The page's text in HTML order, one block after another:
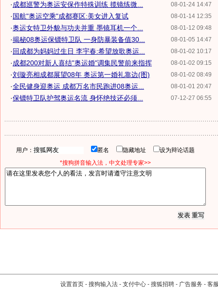
08-01-24 14:47
·成都巡警为奥运安保作特殊训练 揽镜练微...
08-01-14 12:35
·国航"奥运空乘"成都赛区:美女进入复试
08-01-12 09:48
·奥运女特卫外貌与功夫并重 墨镜耳机一个...
08-01-05 14:47
·揭秘08奥运保镖特卫队 一身防暴装备值30...
08-01-02 10:17
·回成都为妈妈过生日 李宇春:希望放歌奥运...
08-01-02 09:15
·成都200对新人喜结"奥运婚"调集民警前来指挥
08-01-02 08:49
·刘璇亮相成都展望08年 奥运第一婚礼靠边(图)
08-01-01 20:47
·全民健身迎奥运 成都万名市民跑进08奥运...
07-12-27 06:55
·保镖特卫队护驾奥运名流 身怀绝技还必须...
用户： 匿名 隐藏地址
设为辩论话题
*搜狗拼音输入法，中文处理专家>>
设置首页 - 搜狗输入法 - 支付中心 - 搜狐招聘 - 广告服务 - 客